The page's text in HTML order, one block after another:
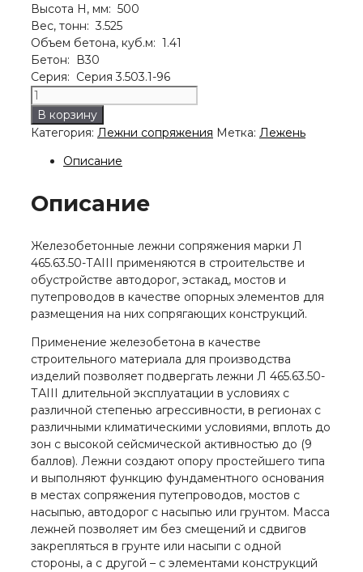
Высота H, мм: 500
Вес, тонн: 3.525
Объем бетона, куб.м: 1.41
Бетон: В30
Серия: Серия 3.503.1-96
Количество
товара
Лежень
465.63.50-
В корзину
Категория: Лежни сопряжения Метка: Лежень
Описание
Описание
Железобетонные лежни сопряжения марки Л
465.63.50-ТАIII применяются в строительстве и
обустройстве автодорог, эстакад, мостов и
путепроводов в качестве опорных элементов для
размещения на них сопрягающих конструкций.
Применение железобетона в качестве
строительного материала для производства
изделий позволяет подвергать лежни Л 465.63.50-
ТАIII длительной эксплуатации в условиях с
различной степенью агрессивности, в регионах с
различными климатическими условиями, вплоть до
зон с высокой сейсмической активностью до (9
баллов). Лежни создают опору простейшего типа
и выполняют функцию фундаментного основания
в местах сопряжения путепроводов, мостов с
насыпью, автодорог с насыпью или грунтом. Масса
лежней позволяет им без смещений и сдвигов
закрепляться в грунте или насыпи с одной
стороны, а с другой – с элементами конструкций